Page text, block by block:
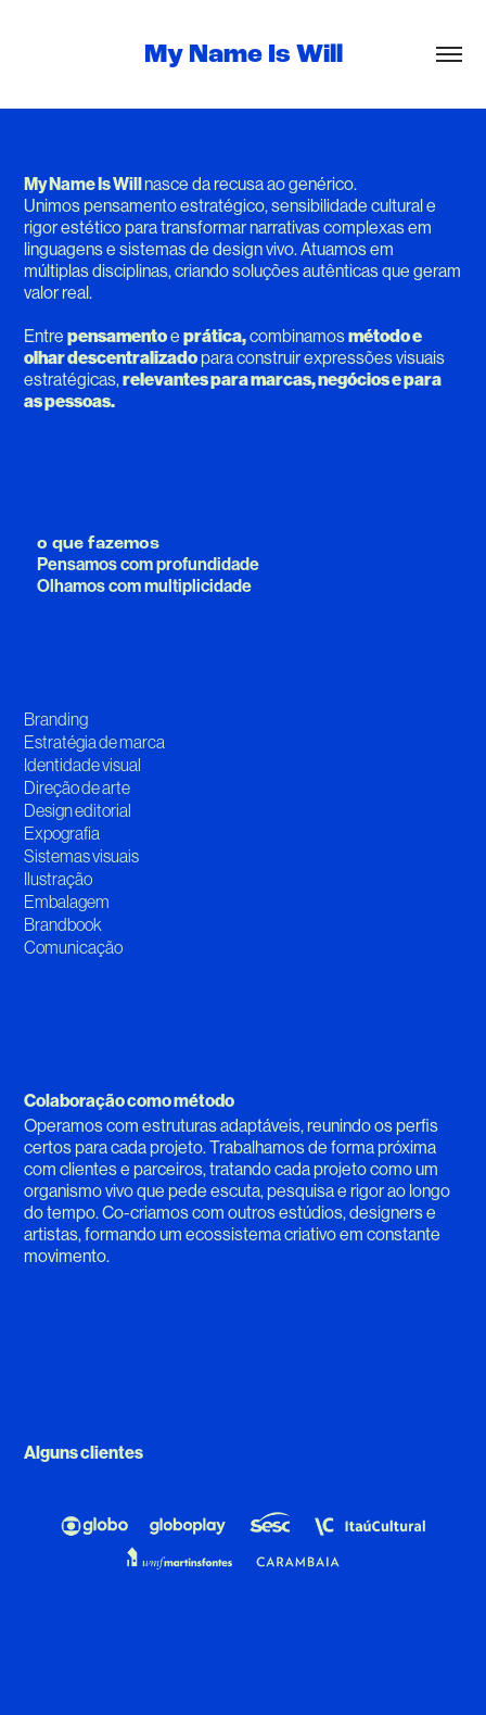
My Name Is Will
My Name Is Willnasce da recusa ao genérico.
Unimos pensamento estratégico, sensibilidade cultural e
rigor estético para transformar narrativas complexas em
linguagens e sistemas de design vivo.Atuamos em
múltiplas disciplinas, criando soluções autênticas que geram
valor real.
Entrepensamentoeprática,combinamosmétodo e
olhar descentralizadopara construir expressões visuais
estratégicas,relevantes para marcas, negócios e para
as pessoas.
o que fazemos
Pensamos com profundidade
Olhamos com multiplicidade
Branding
Estratégia de marca
Identidade visual
Direção de arte
Design editorial
Expografia
Sistemas visuais
Ilustração
Embalagem
Brandbook
Comunicação
Colaboração como método
Operamos com estruturas adaptáveis, reunindo os perfis
certos para cada projeto. Trabalhamos de forma próxima
com clientes e parceiros, tratando cada projeto como um
organismo vivo que pede escuta, pesquisa e rigor ao longo
do tempo. Co-criamos com outros estúdios, designers e
artistas, formando um ecossistema criativo em constante
movimento.
Alguns clientes